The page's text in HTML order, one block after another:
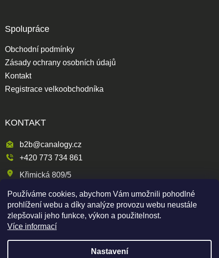
Používáme cookies, abychom Vám umožnili pohodlné
prohlížení webu a díky analýze provozu webu neustále
zlepšovali jeho funkce, výkon a použitelnost.
Více informací
Nastavení
Spolupráce
Obchodní podmínky
Zásady ochrany osobních údajů
Kontakt
Registrace velkoobchodníka
KONTAKT
b2b@canalogy.cz
+420 773 734 861
Křimická 809/5
318 00 Plzeň 3-Skvrňany
Česká republika
Shoptet | mime digital